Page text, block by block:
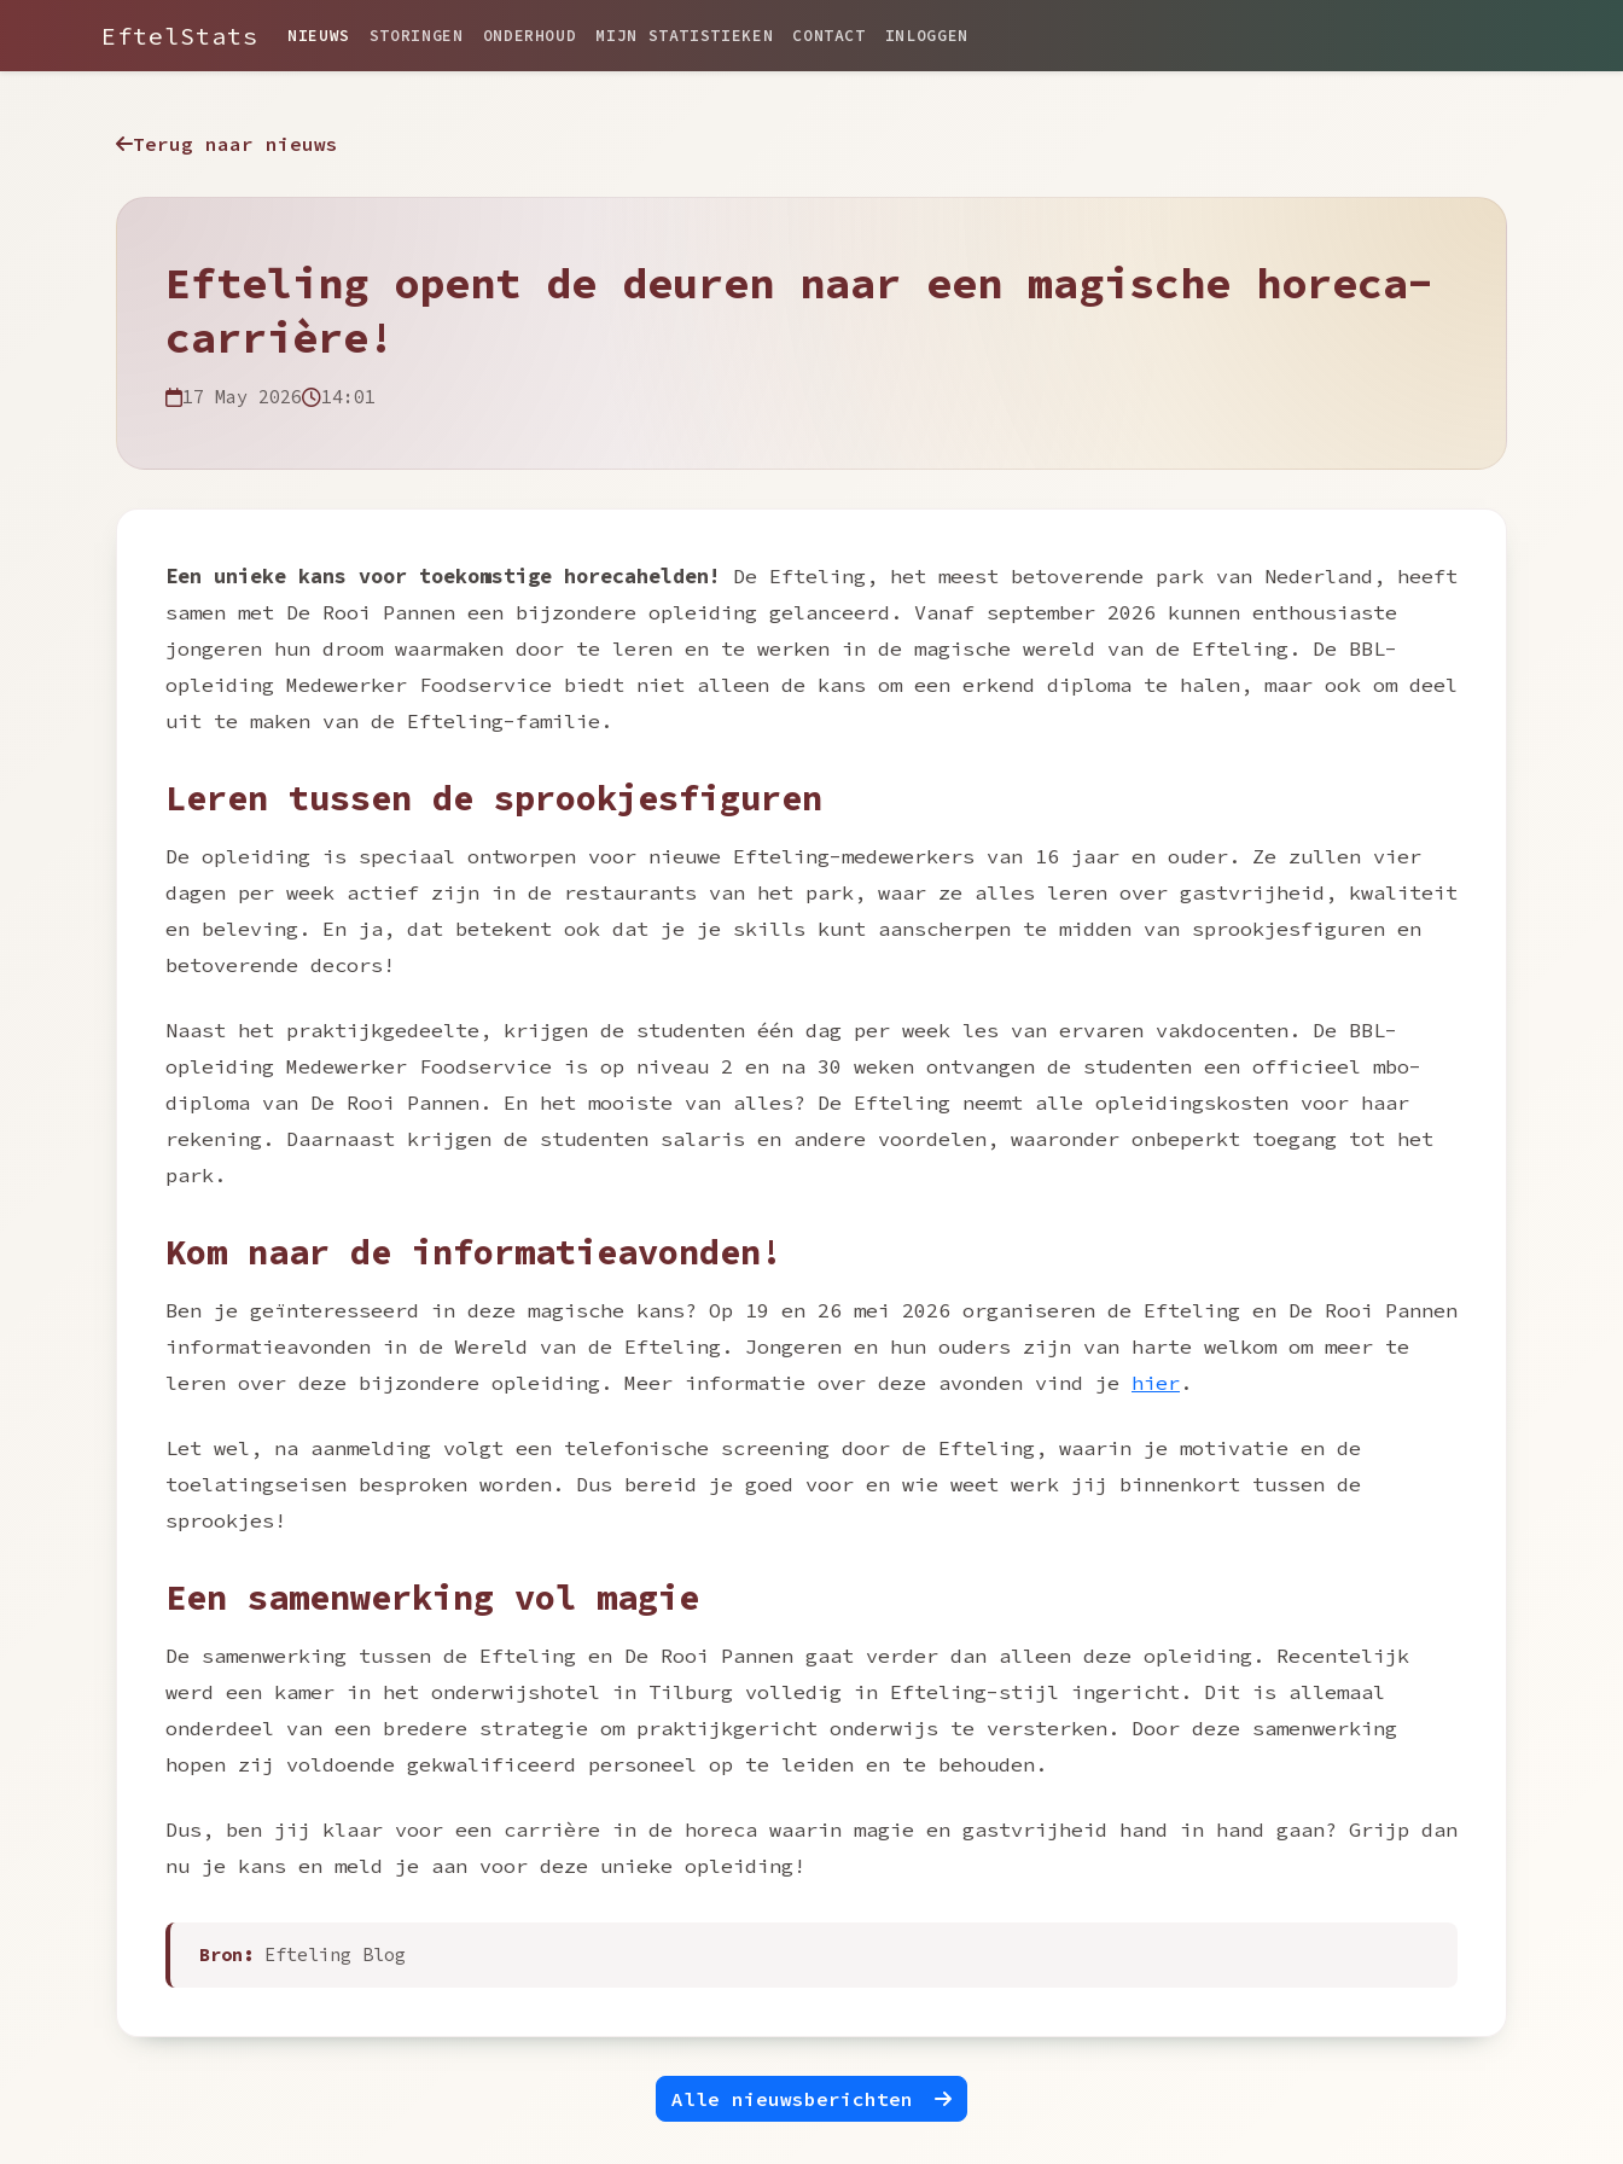
EftelStats NIEUWS STORINGEN ONDERHOUD MIJN STATISTIEKEN CONTACT INLOGGEN
Terug naar nieuws
Efteling opent de deuren naar een magische horeca-
carrière!
17 May 2026 14:01
Een unieke kans voor toekomstige horecahelden!
De Efteling, het meest betoverende park van Nederland, heeft
samen met De Rooi Pannen een bijzondere opleiding gelanceerd. Vanaf september 2026 kunnen enthousiaste
jongeren hun droom waarmaken door te leren en te werken in de magische wereld van de Efteling. De BBL-
opleiding Medewerker Foodservice biedt niet alleen de kans om een erkend diploma te halen, maar ook om deel
uit te maken van de Efteling-familie.
Leren tussen de sprookjesfiguren
De opleiding is speciaal ontworpen voor nieuwe Efteling-medewerkers van 16 jaar en ouder. Ze zullen vier
dagen per week actief zijn in de restaurants van het park, waar ze alles leren over gastvrijheid, kwaliteit
en beleving. En ja, dat betekent ook dat je je skills kunt aanscherpen te midden van sprookjesfiguren en
betoverende decors!
Naast het praktijkgedeelte, krijgen de studenten één dag per week les van ervaren vakdocenten. De BBL-
opleiding Medewerker Foodservice is op niveau 2 en na 30 weken ontvangen de studenten een officieel mbo-
diploma van De Rooi Pannen. En het mooiste van alles? De Efteling neemt alle opleidingskosten voor haar
rekening. Daarnaast krijgen de studenten salaris en andere voordelen, waaronder onbeperkt toegang tot het
park.
Kom naar de informatieavonden!
Ben je geïnteresseerd in deze magische kans? Op 19 en 26 mei 2026 organiseren de Efteling en De Rooi Pannen
informatieavonden in de Wereld van de Efteling. Jongeren en hun ouders zijn van harte welkom om meer te
leren over deze bijzondere opleiding. Meer informatie over deze avonden vind je hier.
Let wel, na aanmelding volgt een telefonische screening door de Efteling, waarin je motivatie en de
toelatingseisen besproken worden. Dus bereid je goed voor en wie weet werk jij binnenkort tussen de
sprookjes!
Een samenwerking vol magie
De samenwerking tussen de Efteling en De Rooi Pannen gaat verder dan alleen deze opleiding. Recentelijk
werd een kamer in het onderwijshotel in Tilburg volledig in Efteling-stijl ingericht. Dit is allemaal
onderdeel van een bredere strategie om praktijkgericht onderwijs te versterken. Door deze samenwerking
hopen zij voldoende gekwalificeerd personeel op te leiden en te behouden.
Dus, ben jij klaar voor een carrière in de horeca waarin magie en gastvrijheid hand in hand gaan? Grijp dan
nu je kans en meld je aan voor deze unieke opleiding!
Bron: Efteling Blog
Alle nieuwsberichten